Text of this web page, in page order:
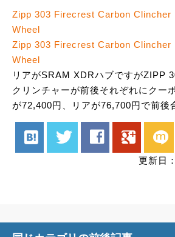
Zipp 303 Firecrest Carbon
Wheel
Zipp 303 Firecrest Carbon
Wheel
リアがSRAM XDRハブですがZIPP
クリンチャーが前後それぞれにクー
が72,400円、リアが76,700円で前後
hatenabookmark twitter facebook google mixi
更新日